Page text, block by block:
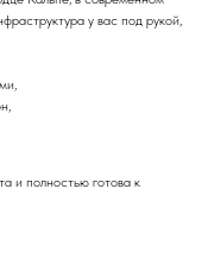
у вас под рукой,
и полностью готова к